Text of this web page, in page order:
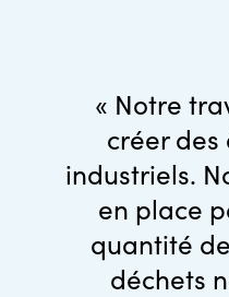
« Notre
créer des
industriels.
en place
quantité
déchets